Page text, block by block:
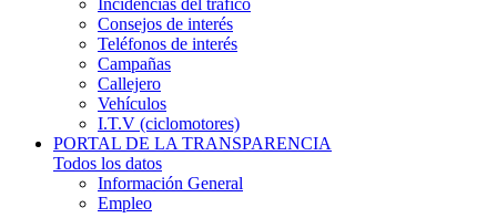
Incidencias del tráfico
Consejos de interés
Teléfonos de interés
Campañas
Callejero
Vehículos
I.T.V (ciclomotores)
PORTAL DE LA TRANSPARENCIA
Todos los datos
Información General
Empleo